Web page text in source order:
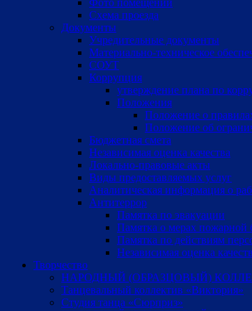
Схема проезда
Документы
Учредительные документы
Материально-техническое
СОУТ
Коррупция
утверждение плана по
Положения
Положение о
Положение об
Бюджетная смета
Независимая оценка качества
Локально-правовые акты
Виды предоставляемых услуг
Аналитическая информация о
Антитеррор
Памятка по эвакуации
Памятка о мерах пожарной
Памятка по действиям
Независимая оценка
Творчество
НАРОДНЫЙ (ОБРАЗЦОВЫЙ)
Танцевальный коллектив «Виктория»
Студия танца «Сюрприз»